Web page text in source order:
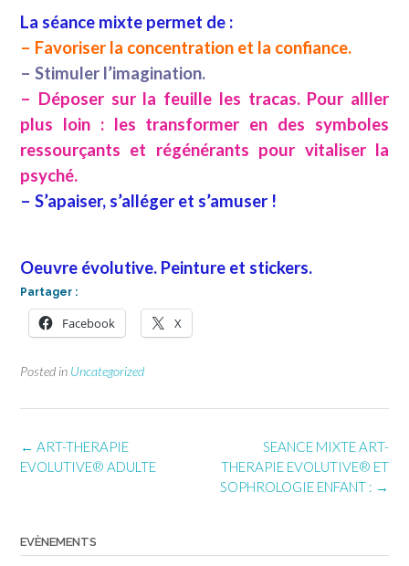
La séance mixte permet de :
– Favoriser la concentration et la confiance.
– Stimuler l’imagination.
– Déposer sur la feuille les tracas. Pour alller
plus loin : les transformer en des symboles
ressourçants et régénérants pour vitaliser la
psyché.
– S’apaiser, s’alléger et s’amuser !
Oeuvre évolutive. Peinture et stickers.
Partager :
Facebook X
Posted in Uncategorized
Post
navigation
SEANCE MIXTE ART-
THERAPIE EVOLUTIVE® ET
SOPHROLOGIE ENFANT : →
← ART-THERAPIE
EVOLUTIVE® ADULTE
EVÈNEMENTS